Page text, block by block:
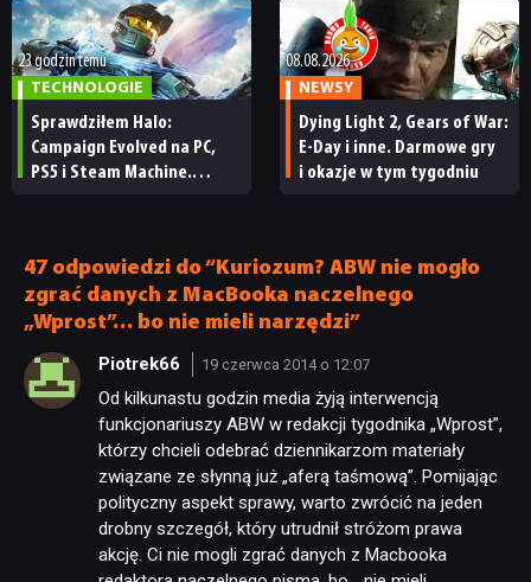
ma subskrybentów
23 godzin temu
TECHNOLOGIE
Sprawdziłem Halo:
Campaign Evolved na PC,
PS5 i Steam Machine.
08.08.2026
NEWSY
Dying Light 2, Gears of War:
E-Day i inne. Darmowe gry
i okazje w tym tygodniu
47 odpowiedzi do “Kuriozum? ABW nie mogło
zgrać danych z MacBooka naczelnego
„Wprost”… bo nie mieli narzędzi”
Piotrek66 19 czerwca 2014 o 12:07
Od kilkunastu godzin media żyją interwencją
funkcjonariuszy ABW w redakcji tygodnika „Wprost”,
którzy chcieli odebrać dziennikarzom materiały
związane ze słynną już „aferą taśmową”. Pomijając
polityczny aspekt sprawy, warto zwrócić na jeden
drobny szczegół, który utrudnił stróżom prawa
akcję. Ci nie mogli zgrać danych z Macbooka